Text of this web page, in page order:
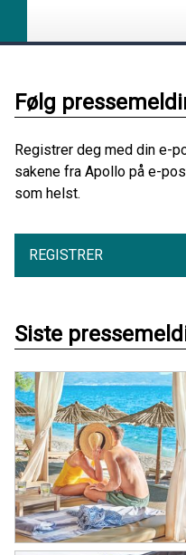
Følg
Registrer deg med din e-
sakene fra Apollo på e-
som helst.
REGISTRER
Siste